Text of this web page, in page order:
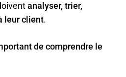
analyser, trier,
leur client.
de comprendre le